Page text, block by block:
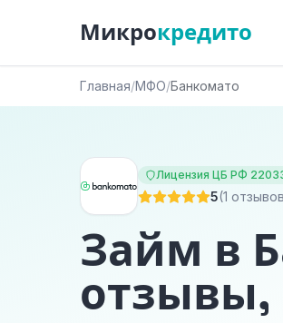
Микрокредито
Главная/МФО/Банкомато
Лицензия ЦБ РФ
5(1
Займ в